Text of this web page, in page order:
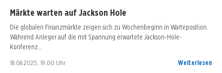
Märkte warten auf Jackson Hole
Die globalen Finanzmärkte zeigen sich zu Wochenbeginn in Warteposition.
Während Anleger auf die mit Spannung erwartete Jackson-Hole-
Konferenz…
18.08.2025, 19:00 Uhr Weiterlesen